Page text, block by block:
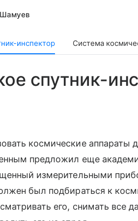
Шамуев
инспектор Система
спутник-
космические аппараты
предложил еще
измерительными
был подбираться к
его, снимать все